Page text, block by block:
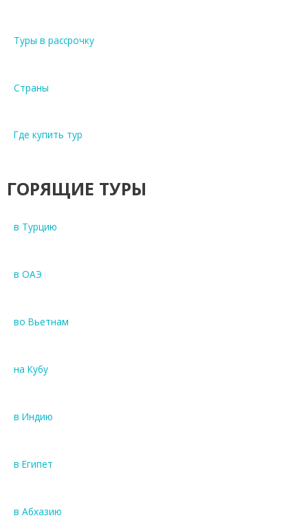
Туры в рассрочку
Страны
Где купить тур
ГОРЯЩИЕ ТУРЫ
в Турцию
в ОАЭ
во Вьетнам
на Кубу
в Индию
в Египет
в Абхазию